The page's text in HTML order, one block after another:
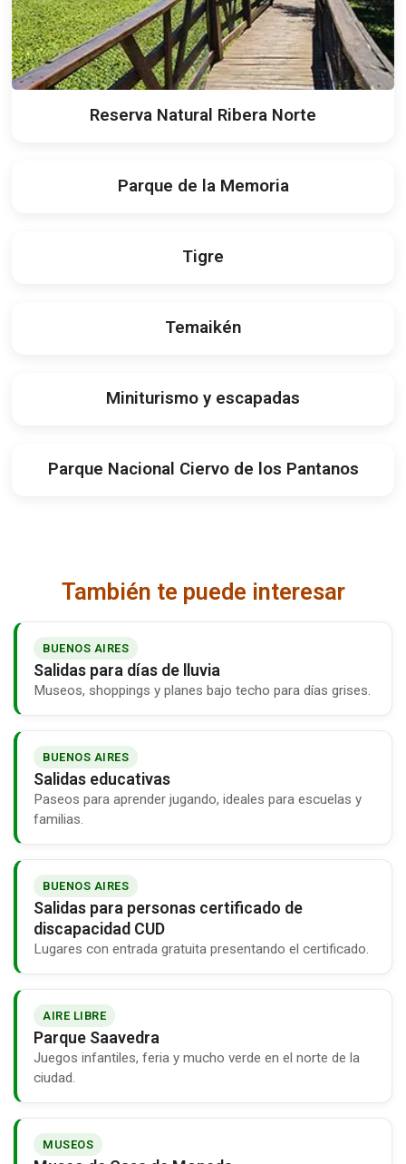
Reserva Natural Ribera Norte
Parque de la Memoria
Tigre
Temaikén
Miniturismo y escapadas
Parque Nacional Ciervo de los Pantanos
También te puede interesar
BUENOS AIRES
Salidas para días de lluvia
Museos, shoppings y planes bajo techo para días grises.
BUENOS AIRES
Salidas educativas
Paseos para aprender jugando, ideales para escuelas y
familias.
BUENOS AIRES
Salidas para personas certificado de
discapacidad CUD
Lugares con entrada gratuita presentando el certificado.
AIRE LIBRE
Parque Saavedra
Juegos infantiles, feria y mucho verde en el norte de la
ciudad.
MUSEOS